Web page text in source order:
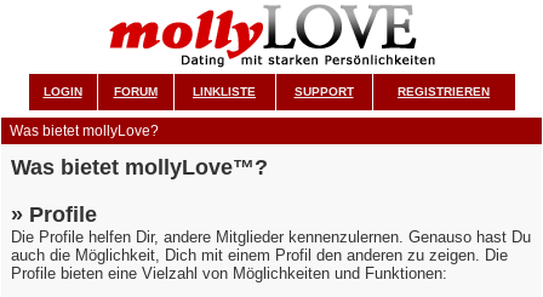
LOGIN FORUM LINKLISTE SUPPORT REGISTRIEREN
Was bietet mollyLove?
Was bietet mollyLove™?
» Profile
Die Profile helfen Dir, andere Mitglieder kennenzulernen. Genauso hast Du
auch die Möglichkeit, Dich mit einem Profil den anderen zu zeigen. Die
Profile bieten eine Vielzahl von Möglichkeiten und Funktionen: